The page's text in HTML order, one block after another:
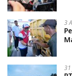
3